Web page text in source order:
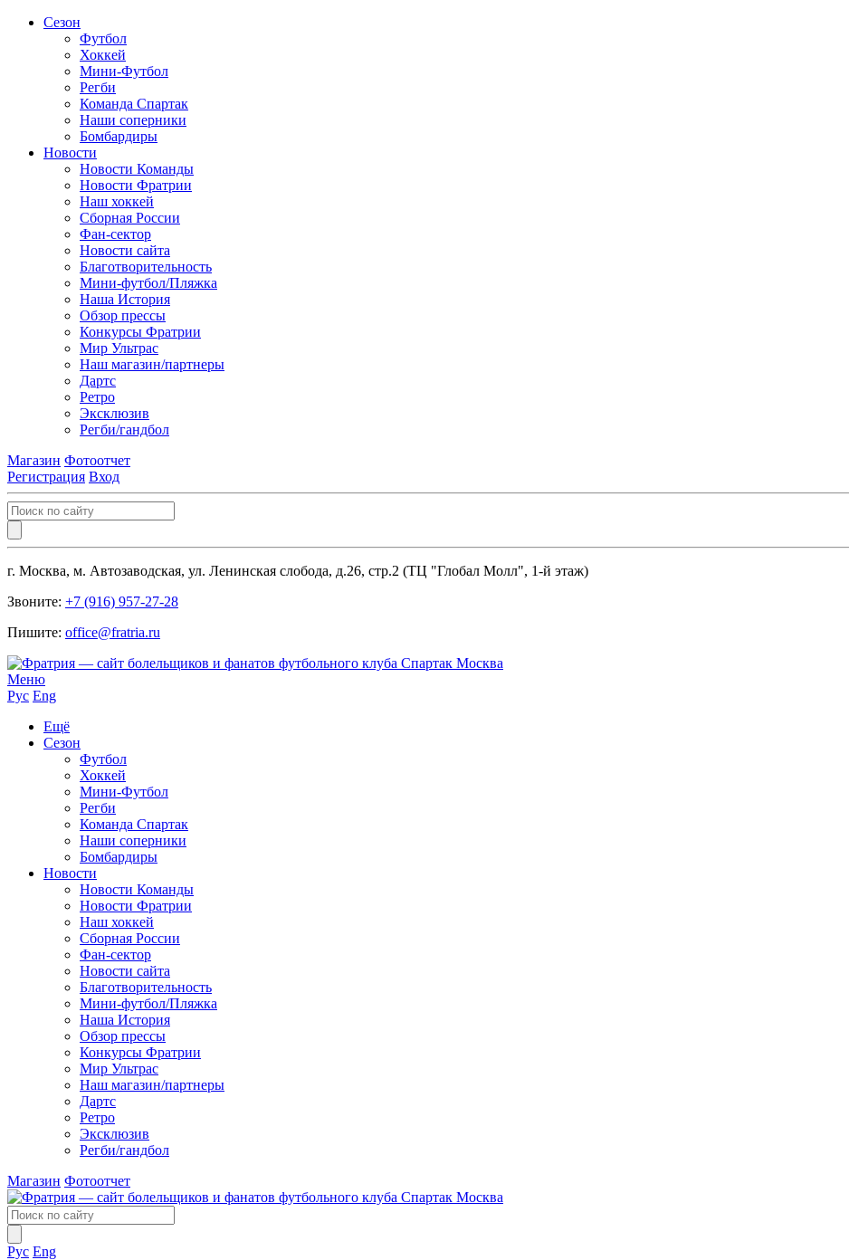
Сезон
Футбол
Хоккей
Мини-Футбол
Регби
Команда Спартак
Наши соперники
Бомбардиры
Новости
Новости Команды
Новости Фратрии
Наш хоккей
Сборная России
Фан-cектор
Новости сайта
Благотворительность
Мини-футбол/Пляжка
Наша История
Обзор прессы
Конкурсы Фратрии
Мир Ультрас
Наш магазин/партнеры
Дартс
Ретро
Эксклюзив
Регби/гандбол
Магазин Фотоотчет
Регистрация Вход
г. Москва, м. Автозаводская, ул. Ленинская слобода, д.26, стр.2 (ТЦ "Глобал Молл", 1-й этаж)
Звоните: +7 (916) 957-27-28
Пишите: office@fratria.ru
Меню
Рус Eng
Ещё
Сезон
Футбол
Хоккей
Мини-Футбол
Регби
Команда Спартак
Наши соперники
Бомбардиры
Новости
Новости Команды
Новости Фратрии
Наш хоккей
Сборная России
Фан-cектор
Новости сайта
Благотворительность
Мини-футбол/Пляжка
Наша История
Обзор прессы
Конкурсы Фратрии
Мир Ультрас
Наш магазин/партнеры
Дартс
Ретро
Эксклюзив
Регби/гандбол
Магазин Фотоотчет
Рус Eng